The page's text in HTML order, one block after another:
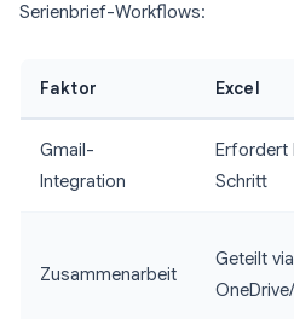
Serienbrief-Workflows:
Faktor Excel
Gmail-
Integration
Schritt
Zusammenarbeit
Geteilt via